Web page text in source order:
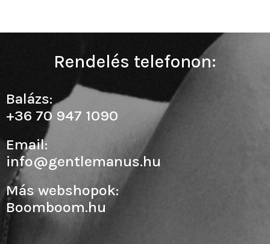
Rendelés telefonon:
Balázs:
+36 70 947 1090
Email:
info@gentlemanus.hu
Más webshopok:
Boomboom.hu